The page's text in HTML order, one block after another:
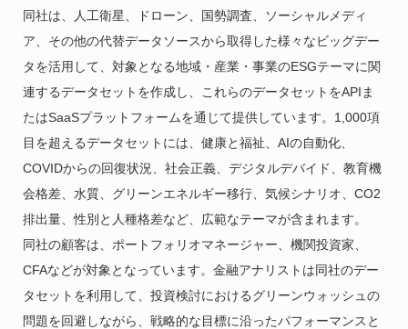
同社は、人工衛星、ドローン、国勢調査、ソーシャルメディ
ア、その他の代替データソースから取得した様々なビッグデー
タを活用して、対象となる地域・産業・事業のESGテーマに関
連するデータセットを作成し、これらのデータセットをAPIま
たはSaaSプラットフォームを通じて提供しています。1,000項
目を超えるデータセットには、健康と福祉、AIの自動化、
COVIDからの回復状況、社会正義、デジタルデバイド、教育機
会格差、水質、グリーンエネルギー移行、気候シナリオ、CO2
排出量、性別と人種格差など、広範なテーマが含まれます。
同社の顧客は、ポートフォリオマネージャー、機関投資家、
CFAなどが対象となっています。金融アナリストは同社のデー
タセットを利用して、投資検討におけるグリーンウォッシュの
問題を回避しながら、戦略的な目標に沿ったパフォーマンスと